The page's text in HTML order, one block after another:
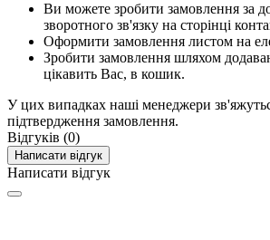
Ви можете зробити замовлення за
зворотного зв'язку на сторінці
Оформити замовлення листом на
Зробити замовлення шляхом
цікавить Вас, в кошик.
У цих випадках наші менеджери
підтвердження замовлення.
Відгуків (0)
Написати відгук
Написати відгук